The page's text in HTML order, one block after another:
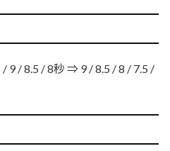
9 / 8.5 / 8秒 ⇒ 9 / 8.5 / 8 / 7.5 /